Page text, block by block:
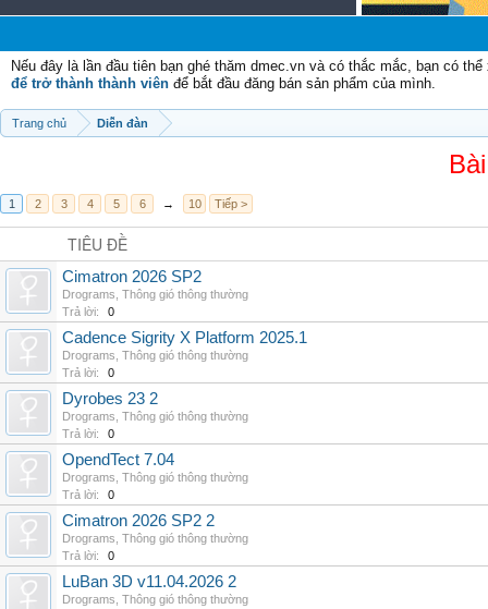
Nếu đây là lần đầu tiên bạn ghé thăm dmec.vn và có thắc mắc, bạn có
để trở thành thành viên để bắt đầu đăng bán sản phẩm của mình.
Trang chủ Diễn đàn
1 2 3 4 5 6 → 10 Tiếp >
TIÊU ĐỀ
Cimatron 2026 SP2
Drograms Thông gió thông thường
Trả lời:
0
Cadence Sigrity X Platform 2025.1
Drograms Thông gió thông thường
Trả lời:
0
Dyrobes 23 2
Drograms Thông gió thông thường
Trả lời:
0
OpendTect 7.04
Drograms Thông gió thông thường
Trả lời:
0
Cimatron 2026 SP2 2
Drograms Thông gió thông thường
Trả lời:
0
LuBan 3D v11.04.2026 2
Drograms Thông gió thông thường